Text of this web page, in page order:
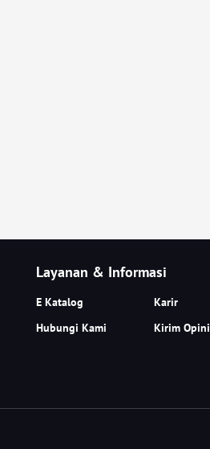
Layanan & Informasi
E Katalog
Karir
Hubungi Kami
Kirim Opini